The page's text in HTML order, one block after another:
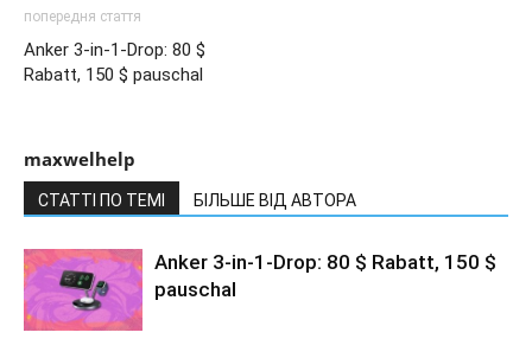
попередня стаття
Anker 3-in-1-Drop: 80 $
Rabatt, 150 $ pauschal
maxwelhelp
СТАТТІ ПО ТЕМІ БІЛЬШЕ ВІД АВТОРА
Anker 3-in-1-Drop: 80 $ Rabatt, 150 $
pauschal